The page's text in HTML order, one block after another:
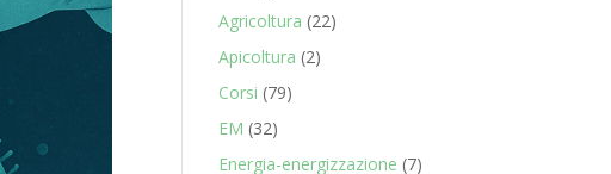
Agricoltura (22)
Apicoltura (2)
Corsi (79)
EM (32)
Energia-energizzazione (7)